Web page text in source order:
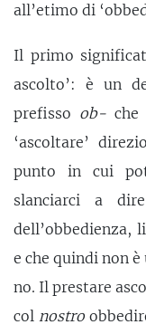
all’etimo di
Il primo
ascolto’: è un
prefisso ob-
‘ascoltare’
punto in cui
slanciarci a
dell’obbedienza,
e che quindi non
no. Il prestare
col nostro